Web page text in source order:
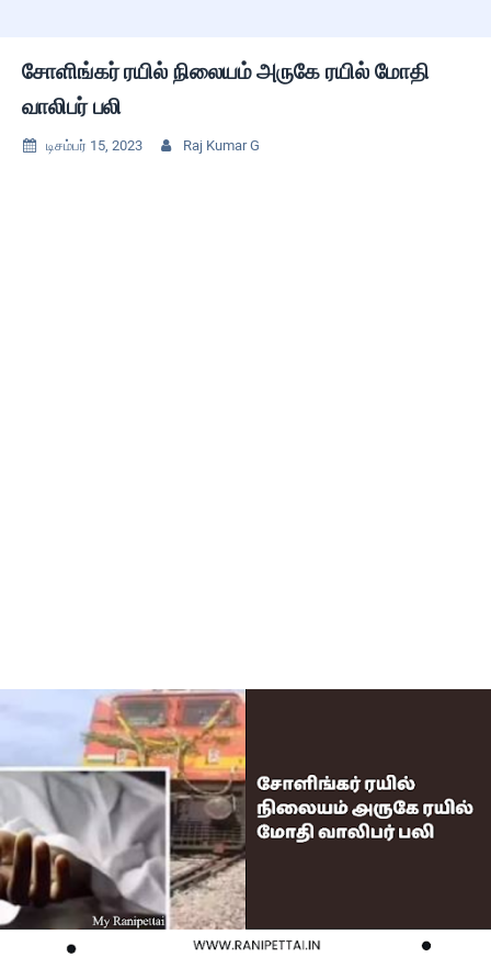
சோளிங்கர் ரயில் நிலையம் அருகே ரயில் மோதி
வாலிபர் பலி
 டிசம்பர் 15, 2023  Raj Kumar G